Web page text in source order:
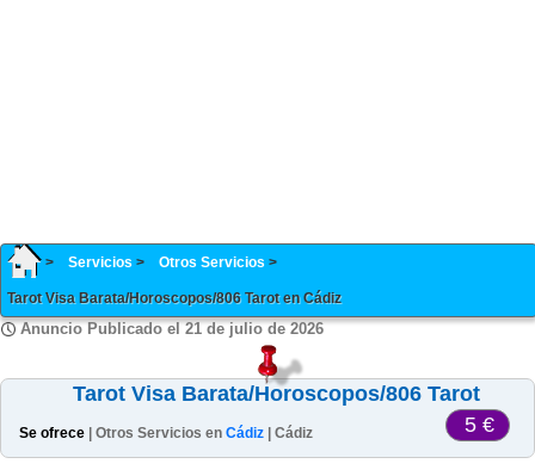
Servicios Otros Servicios
Tarot Visa Barata/Horoscopos/806 Tarot en Cádiz
Anuncio Publicado el 21 de julio de 2026
Tarot Visa Barata/Horoscopos/806 Tarot
Se ofrece | Otros Servicios en Cádiz | Cádiz 5 €